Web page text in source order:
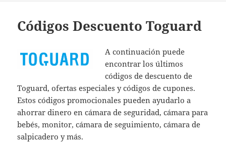
Códigos Descuento Toguard
A continuación puede
encontrar los últimos
códigos de descuento de
Toguard, ofertas especiales y códigos de cupones.
Estos códigos promocionales pueden ayudarlo a
ahorrar dinero en cámara de seguridad, cámara para
bebés, monitor, cámara de seguimiento, cámara de
salpicadero y más.